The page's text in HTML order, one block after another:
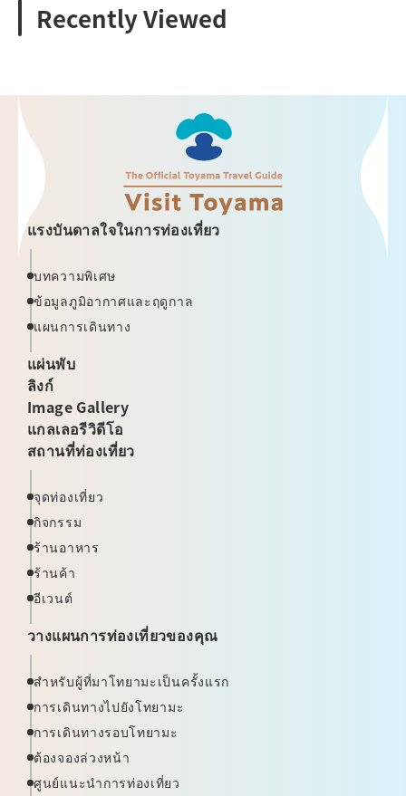
Recently Viewed
แรงบันดาลใจในการท่องเที่ยว
บทความพิเศษ
ข้อมูลภูมิอากาศและฤดูกาล
แผนการเดินทาง
แผ่นพับ
ลิงก์
Image Gallery
แกลเลอรีวิดีโอ
สถานที่ท่องเที่ยว
จุดท่องเที่ยว
กิจกรรม
ร้านอาหาร
ร้านค้า
อีเวนต์
วางแผนการท่องเที่ยวของคุณ
สำหรับผู้ที่มาโทยามะเป็นครั้งแรก
การเดินทางไปยังโทยามะ
การเดินทางรอบโทยามะ
ต้องจองล่วงหน้า
ศูนย์แนะนำการท่องเที่ยว